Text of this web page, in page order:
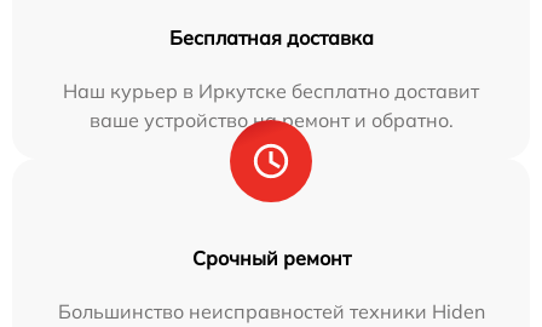
Бесплатная доставка
Наш курьер в Иркутске бесплатно доставит
ваше устройство на ремонт и обратно.
Срочный ремонт
Большинство неисправностей техники Hiden